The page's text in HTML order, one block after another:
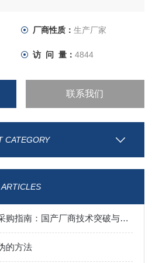
厂商性质： 生产厂家
访 问 量： 4844
联系我们
CATEGORY
高性价比ATCC细胞采购指南：国产厂商技术突破与进口替代分析
的方法